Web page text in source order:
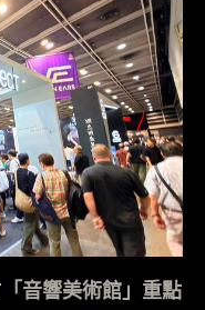
音響美術館」重點